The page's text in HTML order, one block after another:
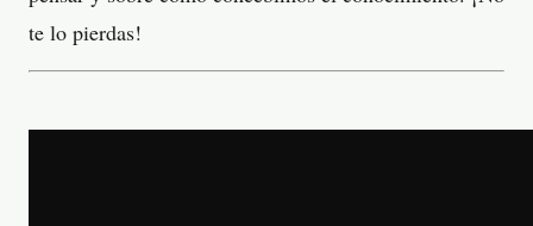
te lo pierdas!